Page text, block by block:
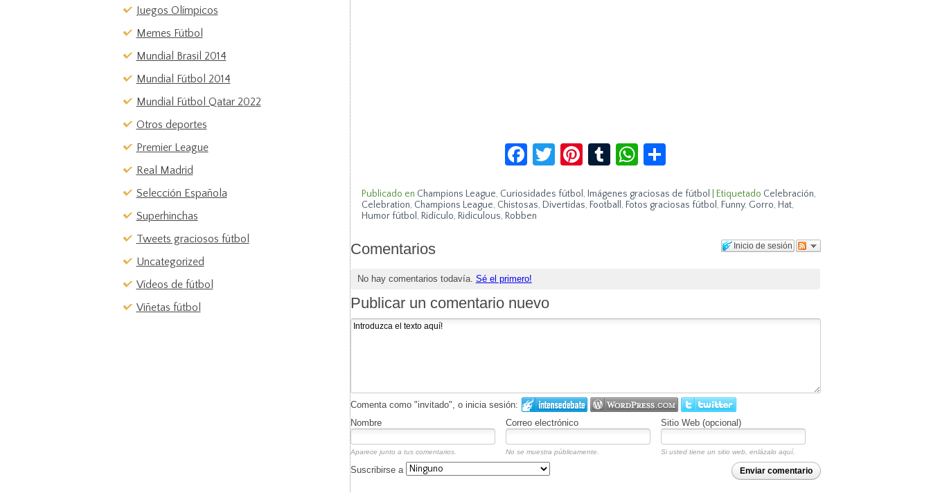
Juegos Olímpicos
Memes Fútbol
Mundial Brasil 2014
Mundial Fútbol 2014
Mundial Fútbol Qatar 2022
Otros deportes
Premier League
Real Madrid
Selección Española
Superhinchas
Tweets graciosos fútbol
Uncategorized
Vídeos de fútbol
Viñetas fútbol
Facebook
Twitter
Pinterest
TumblrWhatsApp
Publicado en Champions League, Curiosidades fútbol , Imágenes graciosas de fútbol Etiquetado Celebración,
Celebration, Champions League, Chistosas, Divertidas, Football , Fotos graciosas fútbol , Funny, Gorro, Hat,
Humor fútbol , Ridículo, Ridiculous, Robben
Inicio de sesión
Comentarios
No hay comentarios todavía. Sé el primero!
Publicar un comentario nuevo
Comenta como "invitado", o inicia sesión:
Nombre
Correo electrónico Sitio Web (opcional)
Aparece junto a tus comentarios. No se muestra públicamente. Si usted tiene un sitio web, enlázalo aquí.
Enviar comentario
Suscribirse a